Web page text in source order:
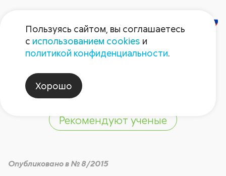
Надо переходить на
Рекомендуют ученые
Опубликовано в № 8/2015
Пользуясь сайтом, вы соглашаетесь
с использованием cookies и
политикой конфиденциальности.
Хорошо